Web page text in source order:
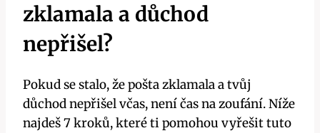
zklamala a důchod
nepřišel?
Pokud se stalo, že pošta zklamala a tvůj
důchod nepřišel včas, není čas‍ na zoufání. Níže
⁢najdeš 7 kroků, které ti pomohou vyřešit tuto